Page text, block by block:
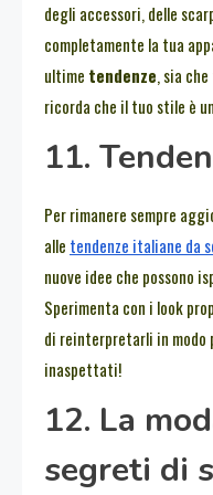
degli accessori, delle
completamente la tua
ultime tendenze, sia
ricorda che il tuo stile è
11.
Per rimanere sempre
alle tendenze italiane da
nuove idee che possono
Sperimenta con i look
di reinterpretarli in modo
inaspettati!
12. La
segreti di